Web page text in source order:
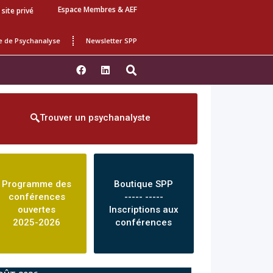
site privé Espace Membres & AEF
de Psychanalyse Newsletter SPP
Trouver un psychanalyste
Programme des
conférences
ouvertes
2025-2026
Boutique SPP
----- -----
Inscriptions aux
conférences